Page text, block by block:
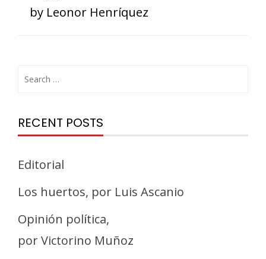
by Leonor Henríquez
RECENT POSTS
Editorial
Los huertos, por Luis Ascanio
Opinión política,
por Victorino Muñoz